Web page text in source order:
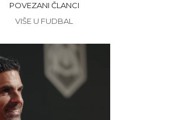
POVEZANI ČLANCI
VIŠE U FUDBAL